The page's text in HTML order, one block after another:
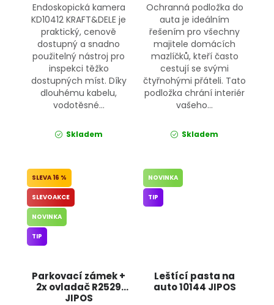
Endoskopická kamera
KD10412 KRAFT&DELE je
praktický, cenově
dostupný a snadno
použitelný nástroj pro
inspekci těžko
dostupných míst. Díky
dlouhému kabelu,
vodotěsné...
Skladem
Ochranná podložka do
auta je ideálním
řešením pro všechny
majitele domácích
mazlíčků, kteří často
cestují se svými
čtyřnohými přáteli. Tato
podložka chrání interiér
vašeho...
Skladem
Parkovací zámek +
2x ovladač R2529
JIPOS
16 %
SLEVOAKCE
NOVINKA
TIP
Leštící pasta na
auto 10144 JIPOS
NOVINKA
TIP